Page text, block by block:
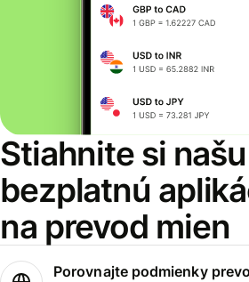
Stiahnite si našu
bezplatnú
na prevod mien
Porovnajte podmienky